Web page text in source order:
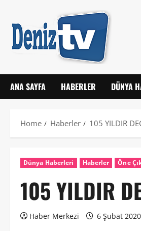
ANA SAYFA HABERLER DÜNYA
Home Haberler 105 YILDIR
Dünya Haberleri Haberler Öne
105 YILDIR
Haber Merkezi 6 Şubat 2020